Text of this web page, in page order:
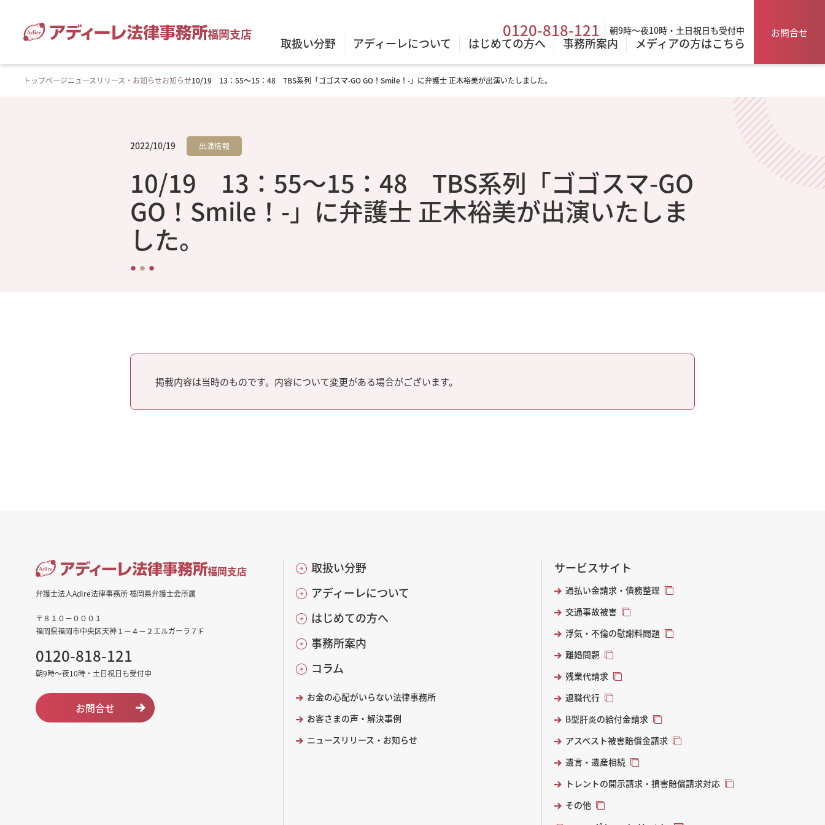
福岡支店 0120-818-121 朝9時～夜10時・土日祝日も受付中
取扱い分野 アディーレについて はじめての方へ 事務所案内 メディアの方はこちら
お問合せ
トップページニュースリリース・お知らせお知らせ10/19 13：55～15：48 TBS系列「ゴゴスマ-GO GO！Smile！-」に弁護士 正木裕美が出演いたしました。
2022/10/19 出演情報
10/19 13：55～15：48 TBS系列「ゴゴスマ-GO
GO！Smile！-」に弁護士 正木裕美が出演いたしま
した。
掲載内容は当時のものです。内容について変更がある場合がございます。
福岡支店
弁護士法人AdIre法律事務所 福岡県弁護士会所属
〒８１０－０００１
福岡県福岡市中央区天神１－４－２エルガーラ７Ｆ
0120-818-121
朝9時～夜10時・土日祝日も受付中
お問合せ
取扱い分野
アディーレについて
はじめての方へ
事務所案内
コラム
お金の心配がいらない法律事務所
お客さまの声・解決事例
ニュースリリース・お知らせ
サービスサイト
過払い金請求・債務整理
交通事故被害
浮気・不倫の慰謝料問題
離婚問題
残業代請求
退職代行
B型肝炎の給付金請求
アスベスト被害賠償金請求
遺言・遺産相続
トレントの開示請求・損害賠償請求対応
その他